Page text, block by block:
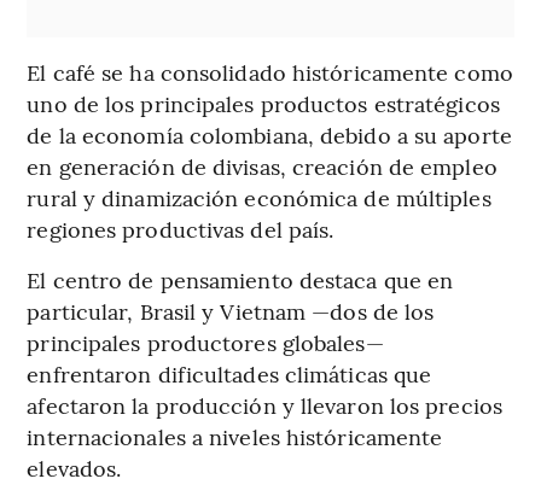
El café se ha consolidado históricamente como
uno de los principales productos estratégicos
de la economía colombiana, debido a su aporte
en generación de divisas, creación de empleo
rural y dinamización económica de múltiples
regiones productivas del país.
El centro de pensamiento destaca que en
particular, Brasil y Vietnam —dos de los
principales productores globales—
enfrentaron dificultades climáticas que
afectaron la producción y llevaron los precios
internacionales a niveles históricamente
elevados.